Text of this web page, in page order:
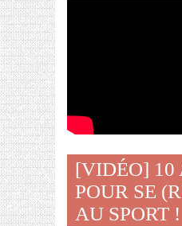
[VIDÉO] 10
POUR SE
AU SPORT !